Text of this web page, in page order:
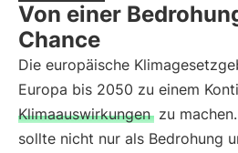
Von einer
Chance
Die europäische
Europa bis 2050 zu einem
Klimaauswirkungen zu
sollte nicht nur als Bedrohung